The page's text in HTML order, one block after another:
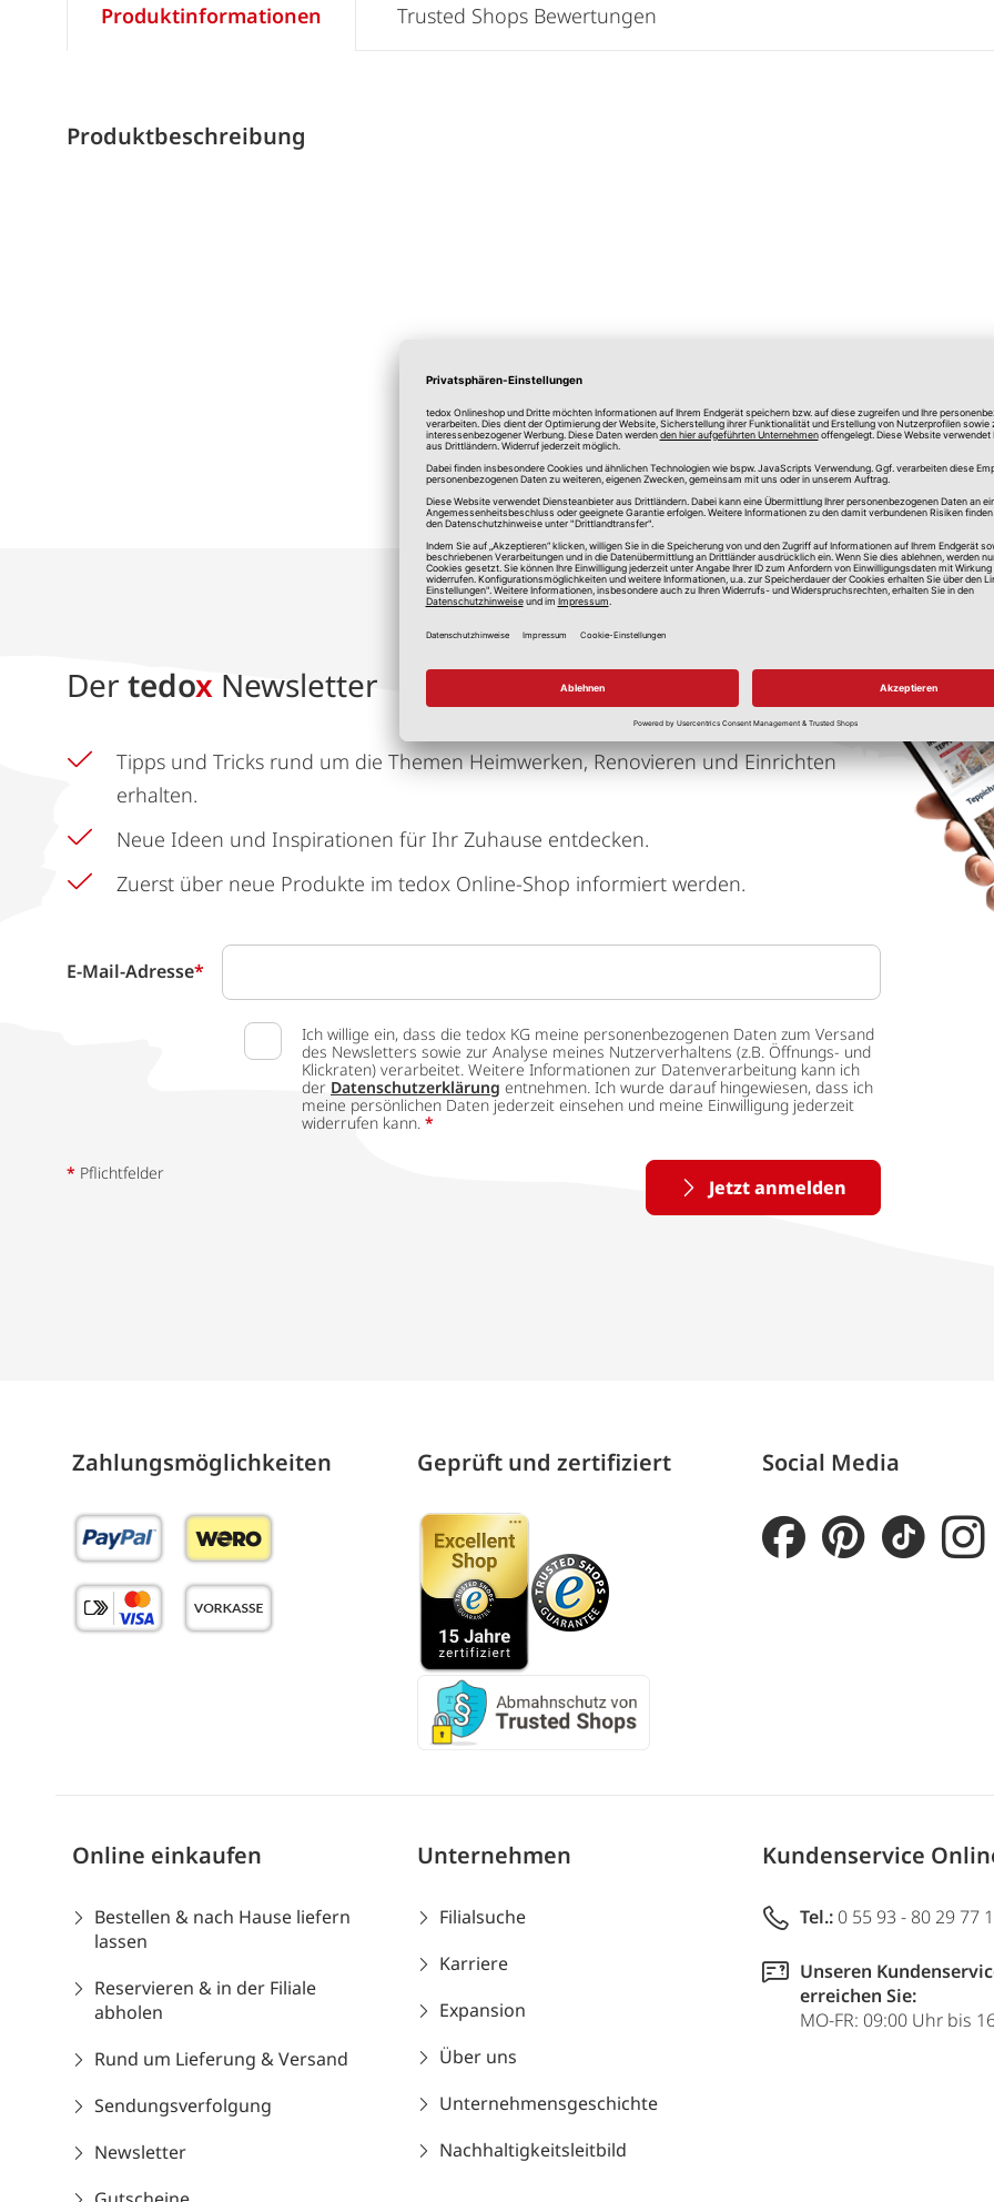
Produktinformationen
Produktbeschreibung
Trusted Shops Bewertungen
*Alle Preise in Euro, inkl. gesetzlicher Mehrwertsteuer, zzgl.
Der tedox Newsletter
Tipps und Tricks rund um die Themen Heimwerken, Renovieren und Einrichten
erhalten.
Neue Ideen und Inspirationen für Ihr Zuhause entdecken.
Zuerst über neue Produkte im tedox Online-Shop informiert werden.
E-Mail-Adresse*
Ich willige ein, dass die tedox KG meine personenbezogenen Daten zum Versand
des Newsletters sowie zur Analyse meines Nutzerverhaltens (z.B. Öffnungs- und
Klickraten) verarbeitet. Weitere Informationen zur Datenverarbeitung kann ich
der Datenschutzerklärung entnehmen. Ich wurde darauf hingewiesen, dass ich
meine persönlichen Daten jederzeit einsehen und meine Einwilligung jederzeit
widerrufen kann. *
Jetzt anmelden
* Pflichtfelder
Zahlungs­möglich­keiten Geprüft und zertifiziert Social Media
Online einkaufen
Bestellen & nach Hause liefern
lassen
Reservieren & in der Filiale
abholen
Rund um Lieferung & Versand
Sendungsverfolgung
Newsletter
Unternehmen
Filialsuche
Karriere
Expansion
Über uns
Unternehmensgeschichte
Nachhaltigkeitsleitbild
Kundenservice
Tel.: 0 55 93 - 80 29 77
Unseren
erreichen Sie:
MO-FR: 09:00 Uhr bis